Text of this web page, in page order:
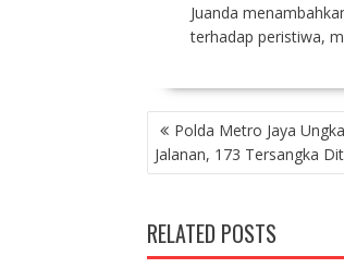
Juanda
terhadap peristiwa,
NAVIGASI
POSPolda Metro Jaya
Jalanan, 173 Tersangka
RELATED POSTS